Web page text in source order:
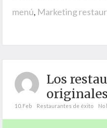
menú, Marketing
Los
10. Feb Restaurantes de éxito No